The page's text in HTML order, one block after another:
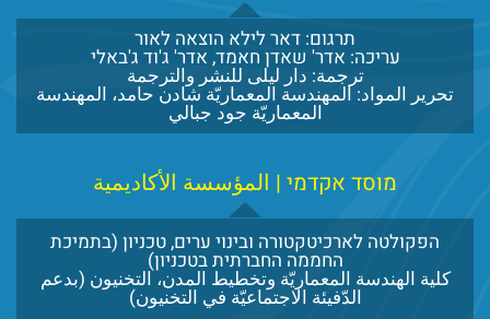
תרגום: דאר לילא הוצאה לאור
עריכה: אדר' שאדן חאמד, אדר' ג'וד ג'באלי
ترجمة: دار ليلى للنشر والترجمة
تحرير المواد: المهندسة المعماريّة شادن حامد، المهندسة
المعماريّة جود جبالي
מוסד אקדמי | المؤسسة الأكاديمية
הפקולטה לארכיטקטורה ובינוי ערים, טכניון (בתמיכת
החממה החברתית בטכניון)
كلية الهندسة المعماريّة وتخطيط المدن، التخنيون (بدعم
الدّفيئة الاجتماعيّة في التخنيون)